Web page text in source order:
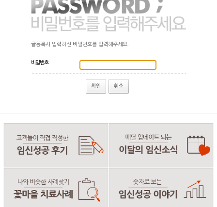
글등록시 입력하신 비밀번호를 입력해주세요.
비밀번호
확인 취소